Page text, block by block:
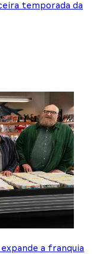
temporada da
a franquia